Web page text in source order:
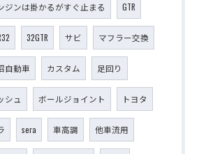
ジンは掛かるがすぐ止まる GTR
32GTR サビ マフラー交換
自動車 カスタム 足回り
シュ ボールジョイント トヨタ
sera 車高調 他車流用